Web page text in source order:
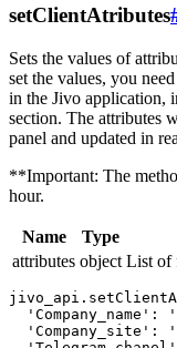
setClientAtributes
Sets the values ​​of
set the values, you
in the Jivo application,
section. The attributes
panel and updated in
**Important: The
hour.
Name Type
attributes object List of
'Company_name':
'Company_site':